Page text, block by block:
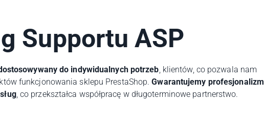
Supportu ASP
do indywidualnych potrzeb, klientów, co pozwala nam
funkcjonowania sklepu PrestaShop.Gwarantujemy profesjonalizm
, co przekształca współpracę w długoterminowe partnerstwo.